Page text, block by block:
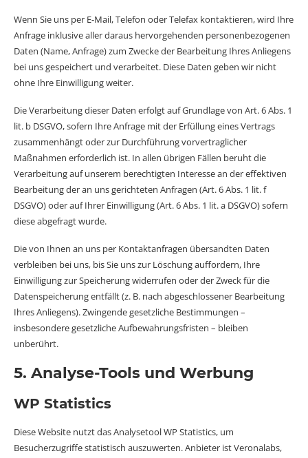
Wenn Sie uns per E-Mail, Telefon oder Telefax kontaktieren, wird Ihre
Anfrage inklusive aller daraus hervorgehenden personenbezogenen
Daten (Name, Anfrage) zum Zwecke der Bearbeitung Ihres Anliegens
bei uns gespeichert und verarbeitet. Diese Daten geben wir nicht
ohne Ihre Einwilligung weiter.
Die Verarbeitung dieser Daten erfolgt auf Grundlage von Art. 6 Abs. 1
lit. b DSGVO, sofern Ihre Anfrage mit der Erfüllung eines Vertrags
zusammenhängt oder zur Durchführung vorvertraglicher
Maßnahmen erforderlich ist. In allen übrigen Fällen beruht die
Verarbeitung auf unserem berechtigten Interesse an der effektiven
Bearbeitung der an uns gerichteten Anfragen (Art. 6 Abs. 1 lit. f
DSGVO) oder auf Ihrer Einwilligung (Art. 6 Abs. 1 lit. a DSGVO) sofern
diese abgefragt wurde.
Die von Ihnen an uns per Kontaktanfragen übersandten Daten
verbleiben bei uns, bis Sie uns zur Löschung auffordern, Ihre
Einwilligung zur Speicherung widerrufen oder der Zweck für die
Datenspeicherung entfällt (z. B. nach abgeschlossener Bearbeitung
Ihres Anliegens). Zwingende gesetzliche Bestimmungen –
insbesondere gesetzliche Aufbewahrungsfristen – bleiben
unberührt.
5. Analyse-Tools und Werbung
WP Statistics
Diese Website nutzt das Analysetool WP Statistics, um
Besucherzugriffe statistisch auszuwerten. Anbieter ist Veronalabs,